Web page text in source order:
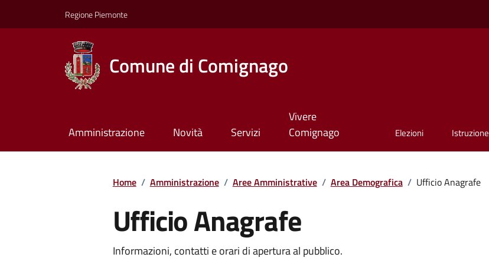
Regione Piemonte
Comune di Comignago
Amministrazione Novità Servizi
Vivere
Comignago
Elezioni Istruzione
Home / Amministrazione / Aree Amministrative / Area Demografica / Ufficio Anagrafe
Ufficio Anagrafe
Informazioni, contatti e orari di apertura al pubblico.